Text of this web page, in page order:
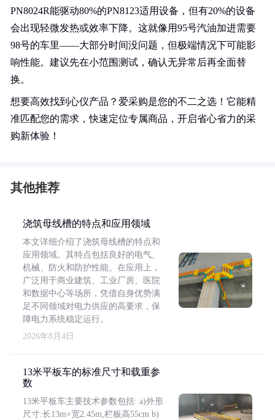
PN8024R能驱动80%的PN8123适用设备，但有20%的设备
会出现轻微发热或效率下降。这就像用95号汽油加进需要
98号的车里——大部分时间没问题，但极端情况下可能影
响性能。建议先在小范围测试，确认无异常后再全面替
换。
想要高效找到心仪产品？爱采购是您的不二之选！它能精
准匹配您的需求，快速定位专属商品，开启省心省力的采
购新体验！
其他推荐
浇筑母线槽的特点和应用领域
本文详细介绍了浇筑母线槽的特点和
应用领域。其特点包括良好的电气、
机械、防火和防护性能。在应用上，
广泛用于商业建筑、工业厂房、医院
和数据中心等场所，凭借自身优势满
足不同领域对电力供应的高要求，保
障电力系统稳定运行。
2026年8月4日
13米平板车的标准尺寸和载重参
数
13米平板车主要技术参数包括: a)外形
尺寸:长13m×宽2.45m,栏板高55cm b)